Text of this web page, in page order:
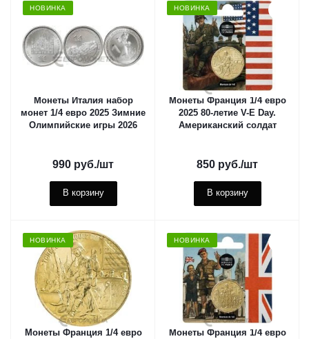
НОВИНКА
Монеты Италия набор
монет 1/4 евро 2025 Зимние
Олимпийские игры 2026
990 руб./шт
В корзину
НОВИНКА
Монеты Франция 1/4 евро
2025 80-летие V-E Day.
Американский солдат
850 руб./шт
В корзину
НОВИНКА
Монеты Франция 1/4 евро
НОВИНКА
Монеты Франция 1/4 евро